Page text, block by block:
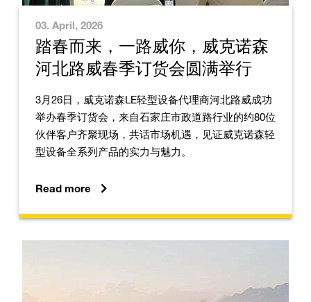
03. April, 2026
踏春而来，一路威你，威克诺森
河北路威春季订货会圆满举行
3月26日，威克诺森LE轻型设备代理商河北路威成功
举办春季订货会，来自石家庄市政道路行业的约80位
伙伴客户齐聚现场，共话市场机遇，见证威克诺森轻
型设备全系列产品的实力与魅力。
Read more